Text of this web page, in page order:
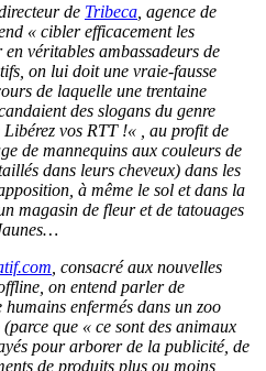
de Tribeca , agence de
« cibler efficacement les
véritables ambassadeurs de
on lui doit une vraie-fausse
de laquelle une trentaine
des slogans du genre
Libérez vos RTT !« , au profit de
de mannequins aux couleurs de
dans leurs cheveux) dans les
à même le sol et dans la
magasin de fleur et de tatouages
, consacré aux nouvelles
on entend parler de
humains enfermés dans un zoo
que « ce sont des animaux
pour arborer de la publicité, de
de produits plus ou moins